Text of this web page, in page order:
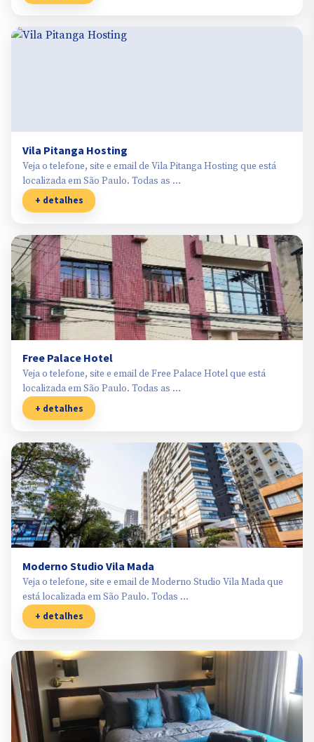
Vila Pitanga Hosting
Veja o telefone, site e email de Vila Pitanga Hosting que está
localizada em São Paulo. Todas as …
+ detalhes
Free Palace Hotel
Veja o telefone, site e email de Free Palace Hotel que está
localizada em São Paulo. Todas as …
+ detalhes
Moderno Studio Vila Mada
Veja o telefone, site e email de Moderno Studio Vila Mada que
está localizada em São Paulo. Todas …
+ detalhes